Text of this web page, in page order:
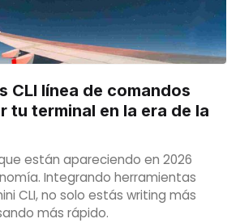
CLI línea de comandos
tu terminal en la era de la
están apareciendo en 2026
Integrando herramientas
CLI, no solo estás writing más
más rápido.